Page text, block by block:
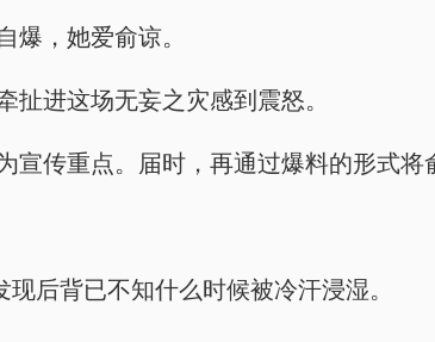
爆，她爱俞谅。
进这场无妄之灾感到震怒。
传重点。届时，再通过爆料的形式将
后背已不知什么时候被冷汗浸湿。